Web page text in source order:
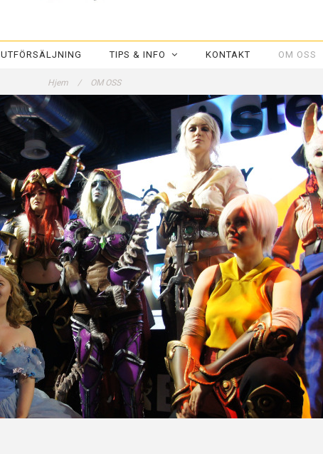
UTFÖRSÄLJNING TIPS & INFO KONTAKT OM OSS
Hjem / OM OSS